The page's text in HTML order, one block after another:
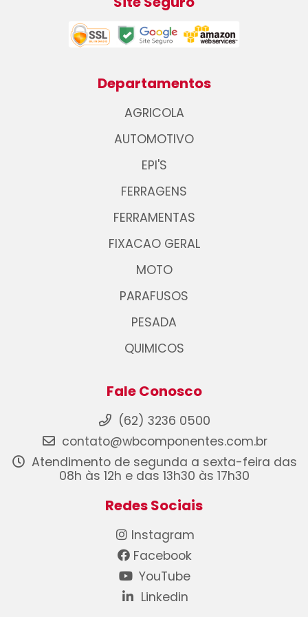
Departamentos
AGRICOLA
AUTOMOTIVO
EPI'S
FERRAGENS
FERRAMENTAS
FIXACAO GERAL
MOTO
PARAFUSOS
PESADA
QUIMICOS
Fale Conosco
(62) 3236 0500
contato@wbcomponentes.com.br
Atendimento de segunda a sexta-feira das
08h às 12h e das 13h30 às 17h30
Redes Sociais
Instagram
Facebook
YouTube
Linkedin